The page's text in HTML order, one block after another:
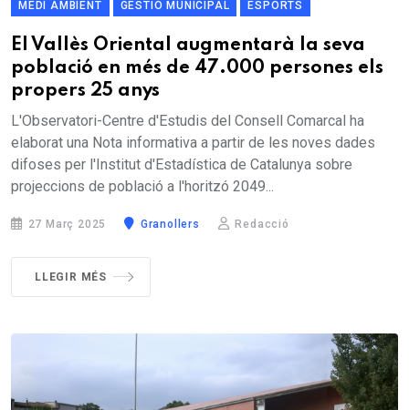
MEDI AMBIENT GESTIÓ MUNICIPAL ESPORTS
El Vallès Oriental augmentarà la seva
població en més de 47.000 persones els
propers 25 anys
L'Observatori-Centre d'Estudis del Consell Comarcal ha
elaborat una Nota informativa a partir de les noves dades
difoses per l'Institut d'Estadística de Catalunya sobre
projeccions de població a l'horitzó 2049...
27 Març 2025 Granollers Redacció
LLEGIR MÉS